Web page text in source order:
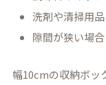
洗剤や清掃用
隙間が狭い場
幅10cmの収納ボッ